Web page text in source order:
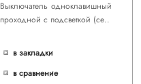
Выключатель одноклавишный
проходной с подсветкой (cе..
в закладки
в сравнение